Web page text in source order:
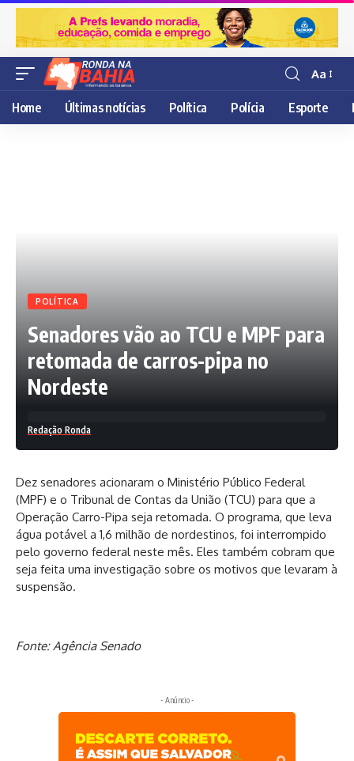
Resisor
de
fonte
Aa
Home Últimas notícias Política Polícia Esporte
POLÍTICA
Senadores vão ao TCU e MPF para
retomada de carros-pipa no
Nordeste
Redação Ronda
Dez senadores acionaram o Ministério Público Federal
(MPF) e o Tribunal de Contas da União (TCU) para que a
Operação Carro-Pipa seja retomada. O programa, que leva
água potável a 1,6 milhão de nordestinos, foi interrompido
pelo governo federal neste mês. Eles também cobram que
seja feita uma investigação sobre os motivos que levaram à
suspensão.
Fonte: Agência Senado
- Anúncio -